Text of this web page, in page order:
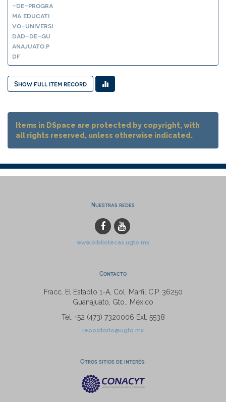
-de-progra
ma educati
vo-universi
dad-de-gu
anajuato.p
df
Show full item record
Items in DSpace are protected by copyright, with
all rights reserved, unless otherwise indicated.
Nuestras redes
www.bibliotecas.ugto.mx
Contacto
Fracc. El Establo 1-A, Col. Marfil C.P. 36250
Guanajuato, Gto., México
Tel: +52 (473) 7320006 Ext. 5538
repositorio@ugto.mx
Otros sitios de interés: